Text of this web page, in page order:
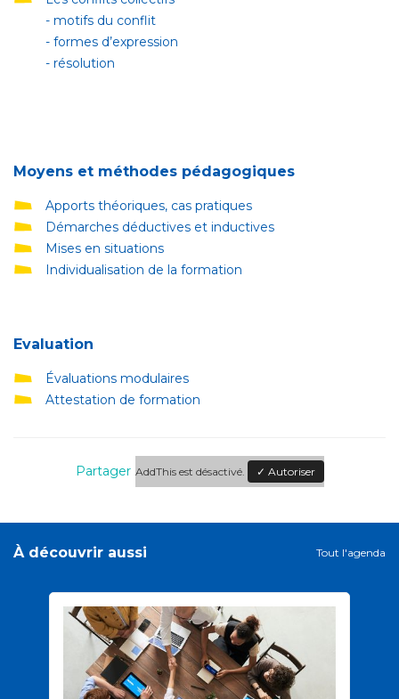
- motifs du conflit
- formes d’expression
- résolution
Moyens et méthodes pédagogiques
Apports théoriques, cas pratiques
Démarches déductives et inductives
Mises en situations
Individualisation de la formation
Evaluation
Évaluations modulaires
Attestation de formation
Partager AddThis est désactivé. ✓ Autoriser
À découvrir aussi Tout l'agenda